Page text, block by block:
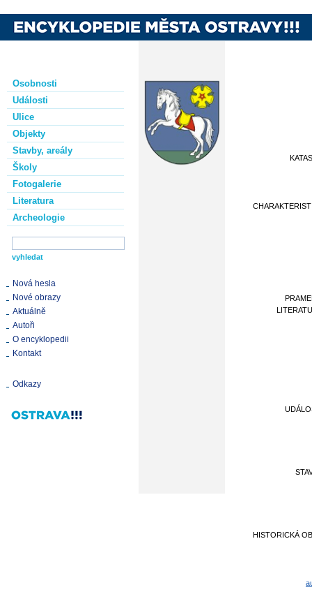
Osobnosti
Události
Ulice
Objekty
Stavby, areály
Školy
Fotogalerie
Literatura
Archeologie
Nová hesla
Nové obrazy
Aktuálně
Autoři
O encyklopedii
Kontakt
Odkazy
HISTORICKÁ